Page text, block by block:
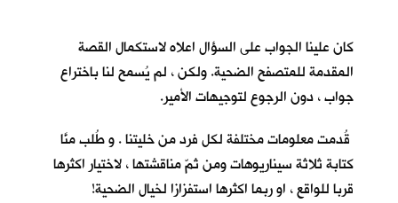
كان علينا الجواب على السؤال اعلاه لاستكمال القصة
المقدمة للمتصفح الضحية. ولكن ، لم يُسمح لنا باختراع
جواب ، دون الرجوع لتوجيهات الأمير.
قُدمت معلومات مختلفة لكل فرد من خليتنا . و طُلب منَّا
كتابة ثلاثة سيناريوهات ومن ثمّ مناقشتها ، لاختيار اكثرها
قربا للواقع ، او ربما اكثرها استفزازا لخيال الضحية!